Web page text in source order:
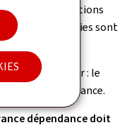
de prestations
les deux parties sont
(CNS).
le demandeur : le
dépendance.
dépendance doit